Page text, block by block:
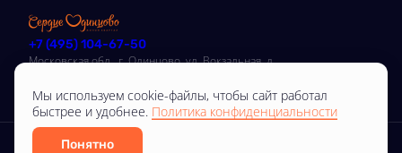
+7 (495) 104-67-50
Московская обл., г. Одинцово, ул. Вокзальная, д.
Любая информация, представленная на данном сайте, носит исключительно
информационный характер, не является публичной офертой, определяемой
положениями статьи 437 ГК РФ.
Мы используем cookie-файлы, чтобы сайт работал
быстрее и удобнее. Политика конфиденциальности
Понятно